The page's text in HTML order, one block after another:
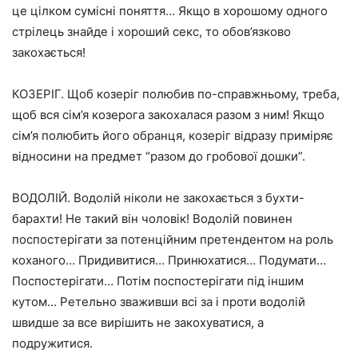
це цілком сумісні поняття… Якщо в хорошому одного
стрілець знайде і хороший секс, то обов’язково
закохається!
КОЗЕРІГ. Щоб козеріг полюбив по-справжньому, треба,
щоб вся сім’я козерога закохалася разом з ним! Якщо
сім’я полюбить його обранця, козеріг відразу приміряє
відносини на предмет “разом до гробової дошки”.
ВОДОЛІЙ. Водолій ніколи не закохається з бухти-
барахти! Не такий він чоловік! Водолій повинен
поспостерігати за потенційним претендентом на роль
коханого… Придивитися… Принюхатися… Подумати…
Поспостерігати… Потім поспостерігати під іншим
кутом… Ретельно зваживши всі за і проти водолій
швидше за все вирішить не закохуватися, а
подружитися.